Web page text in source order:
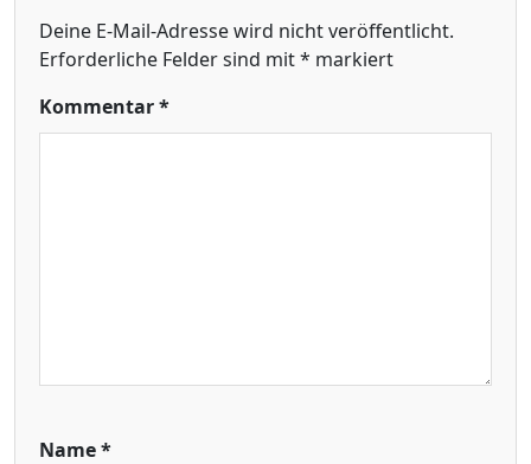
Deine E-Mail-Adresse wird nicht veröffentlicht.
Erforderliche Felder sind mit* markiert
Kommentar*
Name*